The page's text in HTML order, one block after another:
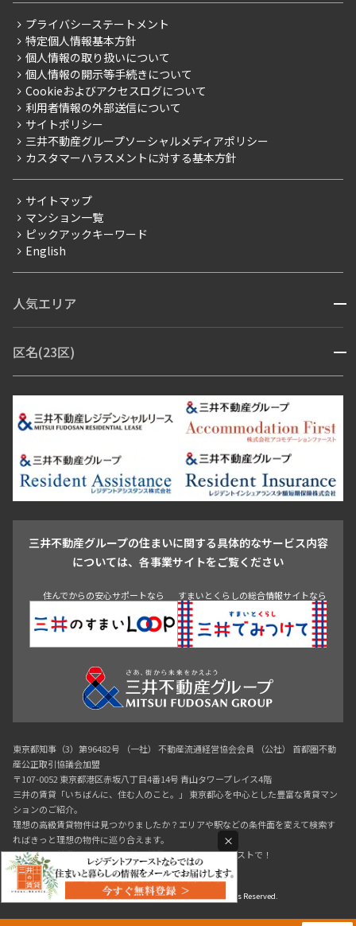
0120-321-719
こだわりから探す
こだわり一覧
プレミアムマンション
新築
当社限定（港区・渋谷区）
当社限定（港区・渋谷区以外）
三井不動産企画
賃料改定
フリーレント
ペット可
ブランドマンション
ご入居・提携サービス
お部屋探しからご契約まで
よくあるご質問
社宅紹介
【仲介会社様向け】当社仲介事業部取り扱い物件入居申込
会社情報
事業案内
採用情報
ニュースリリース
お問い合わせ
プライバシーステートメント
特定個人情報基本方針
個人情報の取り扱いについて
個人情報の開示等手続きについて
Cookieおよびアクセスログについて
利用者情報の外部送信について
サイトポリシー
三井不動産グループソーシャルメディアポリシー
カスタマーハラスメントに対する基本方針
サイトマップ
マンション一覧
ピックアックキーワード
English
人気エリア 開閉
青山・表参道・原宿
市ヶ谷・神楽坂・飯田橋
三田・芝・浜松町
芝浦・汐留・品川
月島・勝どき・豊洲
本郷・春日・小石川
目白・高田馬場・早稲田
池尻大橋・三軒茶屋
祐天寺・学芸大学・自由が丘
駒沢・用賀・二子玉川
成城・砧
池袋・板橋・王子
青山 渋谷 東京・大手町 新宿 品川
目黒・中目黒
区名(23区) 開閉
江東区 台東区 墨田区
中野区
豊島区
杉並区 板橋区 練馬区 荒川区
足立区
葛飾区
江戸川区
三井不動産グループの住まいに関する具体的なサービス内容
については、各事業サイトをご覧ください
住んでからの安心サポートなら すまいとくらしの総合情報サイトなら
東京都知事（3）第96482号 （一社） 不動産流通経営協会会員 （公社） 首都圏不動
産公正取引協議会加盟
〒107-0052 東京都港区赤坂八丁目4番14号 青山タワープレイス4階
三井の賃貸「いちばんに、住む人のこと。」 東京都心を中心とした豊富な賃貸マン
ションのご紹介。
理想の高級賃貸物件は見つかりましたか？エリアや駅などの条件面を変えて検索す
ればきっと理想の物件に巡り合えます。
都心の高級賃貸物件探しは[三井の賃貸]レジデントファーストで！
Copyright © RESIDENT FIRST Co.,Ltd. All Rights Reserved.
×